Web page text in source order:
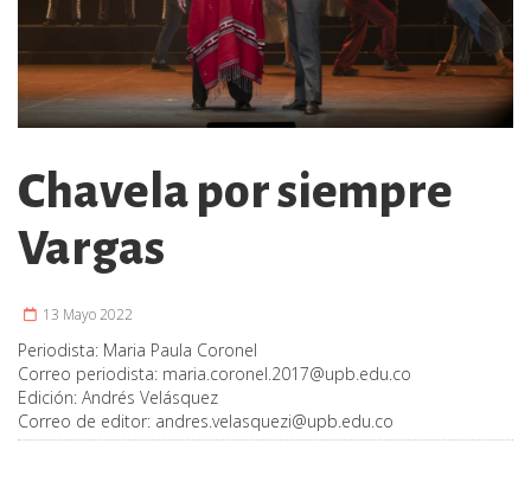
Chavela por siempre
Vargas
13 Mayo 2022
Periodista: Maria Paula Coronel
Correo periodista: maria.coronel.2017@upb.edu.co
Edición: Andrés Velásquez
Correo de editor: andres.velasquezi@upb.edu.co